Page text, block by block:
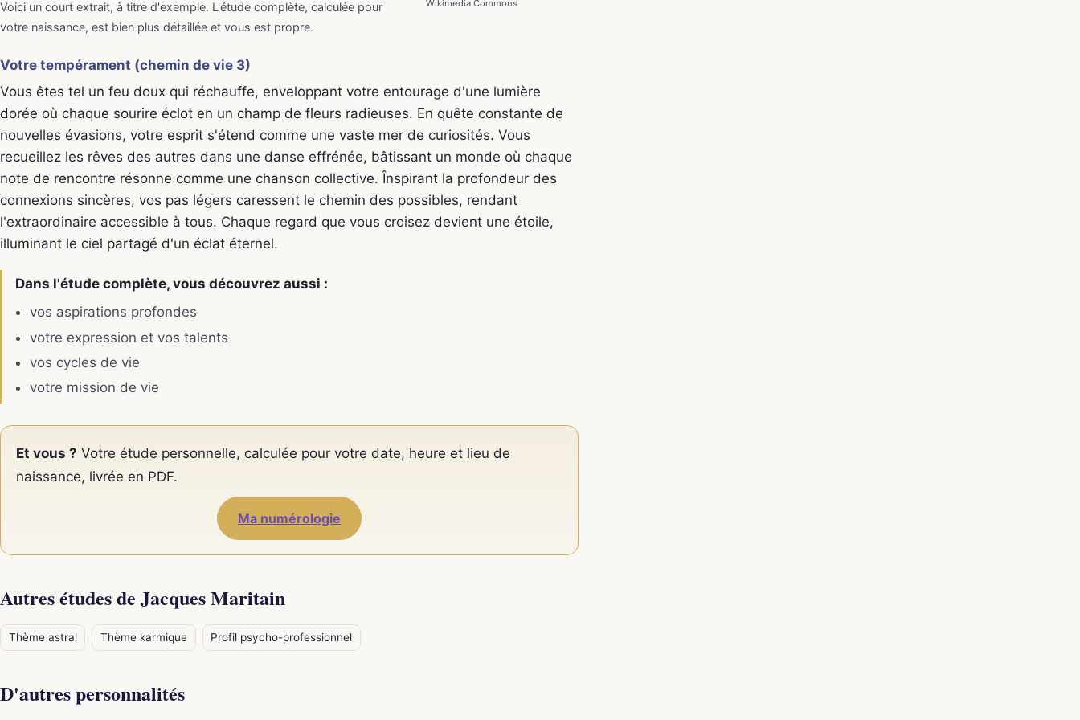
Wikimedia Commons
Voici un court extrait, à titre d'exemple. L'étude complète, calculée pour
votre naissance, est bien plus détaillée et vous est propre.
Votre tempérament (chemin de vie 3)
Vous êtes tel un feu doux qui réchauffe, enveloppant votre entourage d'une lumière
dorée où chaque sourire éclot en un champ de fleurs radieuses. En quête constante de
nouvelles évasions, votre esprit s'étend comme une vaste mer de curiosités. Vous
recueillez les rêves des autres dans une danse effrénée, bâtissant un monde où chaque
note de rencontre résonne comme une chanson collective. Înspirant la profondeur des
connexions sincères, vos pas légers caressent le chemin des possibles, rendant
l'extraordinaire accessible à tous. Chaque regard que vous croisez devient une étoile,
illuminant le ciel partagé d'un éclat éternel.
Dans l'étude complète, vous découvrez aussi :
vos aspirations profondes
votre expression et vos talents
vos cycles de vie
votre mission de vie
Et vous ? Votre étude personnelle, calculée pour votre date, heure et lieu de
naissance, livrée en PDF.
Ma numérologie
Autres études de Jacques Maritain
Thème astral Thème karmique Profil psycho-professionnel
D'autres personnalités